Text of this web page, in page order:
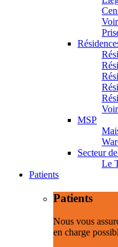
MSP
Secteur
Le
Patients
Patients
Nous vous
en charge